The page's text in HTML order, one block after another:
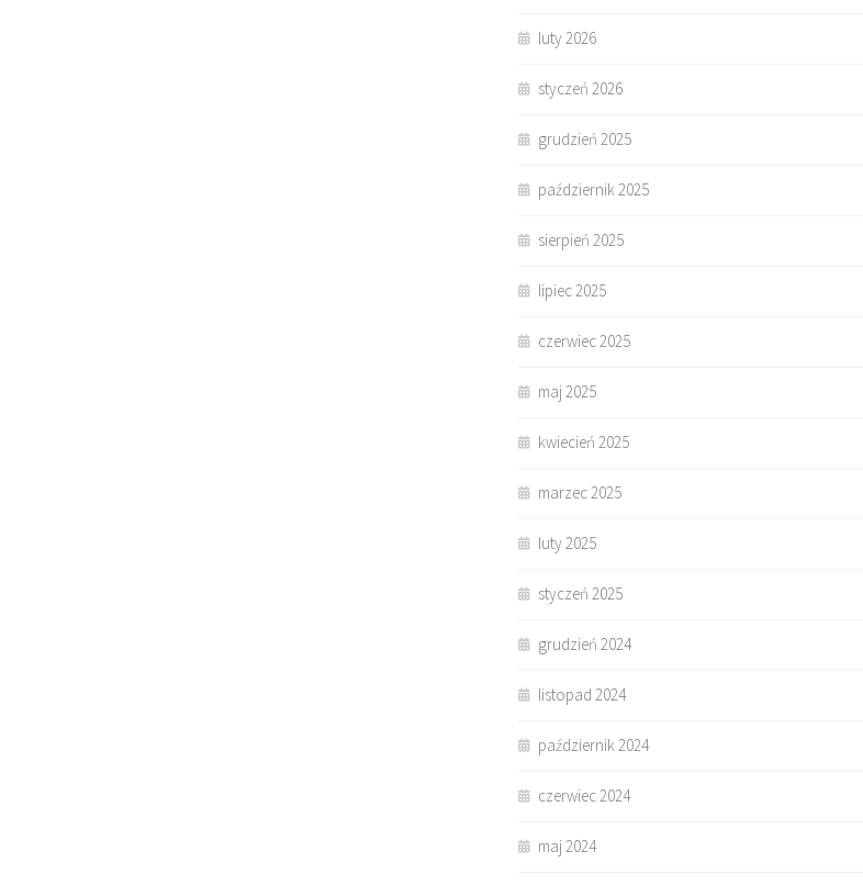
luty 2026
styczeń 2026
grudzień 2025
październik 2025
sierpień 2025
lipiec 2025
czerwiec 2025
maj 2025
kwiecień 2025
marzec 2025
luty 2025
styczeń 2025
grudzień 2024
listopad 2024
październik 2024
czerwiec 2024
maj 2024